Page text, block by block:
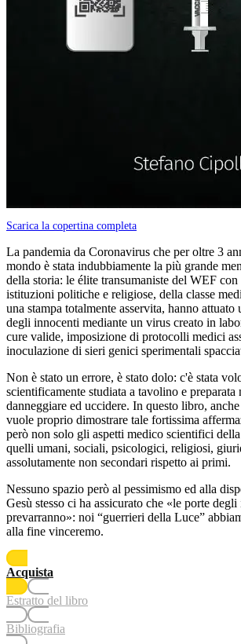
Scarica la copertina completa
La pandemia da Coronavirus che per oltre 3
mondo è stata indubbiamente la più grande
della storia: le élite transumaniste del WEF
istituzioni politiche e religiose, della classe
una stampa totalmente asservita, hanno attuato
degli innocenti mediante un virus creato in
cure valide, imposizione di protocolli medici
inoculazione di sieri genici sperimentali
Non è stato un errore, è stato dolo: c'è stata
scientificamente studiata a tavolino e preparata
danneggiare ed uccidere. In questo libro,
vuole proprio dimostrare tale fortissima
però non solo gli aspetti medico scientifici
quelli umani, sociali, psicologici, religiosi,
assolutamente non secondari rispetto ai primi.
Nessuno spazio però al pessimismo ed alla
Gesù stesso ci ha assicurato che «le porte
prevarranno»: noi “guerrieri della Luce”
alla fine vinceremo.
Acquista
Estratto del libro
Bibliografia